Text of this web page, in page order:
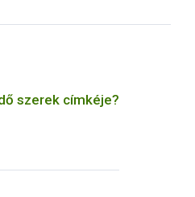
szerek címkéje?